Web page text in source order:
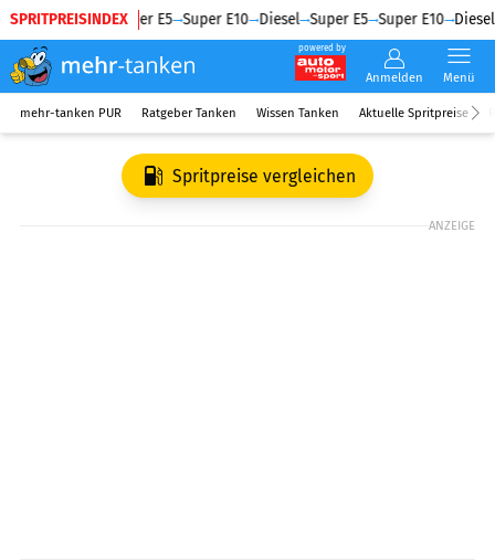
SPRITPREISINDEX
Diesel Super E5 Super E10 Diesel Super E5 Super E10 Diesel
powered by
Anmelden Menü
mehr-tanken PUR Ratgeber Tanken Wissen Tanken Aktuelle Spritpreise
Spritpreise vergleichen
ANZEIGE